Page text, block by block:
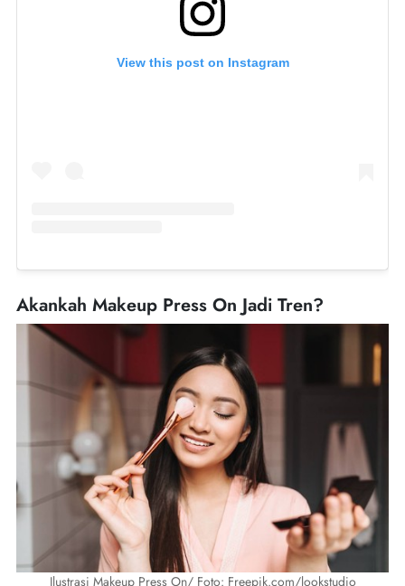
View this post on Instagram
Akankah Makeup Press On Jadi Tren?
Ilustrasi Makeup Press On/ Foto: Freepik.com/lookstudio